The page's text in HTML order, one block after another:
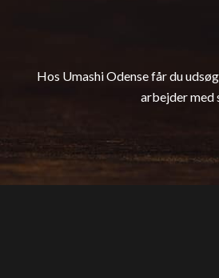
Hos Umashi Odense får du
arbejder